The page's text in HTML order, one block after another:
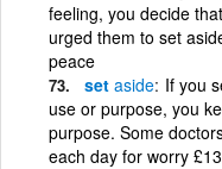
feeling, you decide
urged them to set
peace
set aside If you
use or purpose, you
purpose. Some
each day for worry